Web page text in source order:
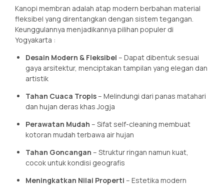
Kanopi membran adalah atap modern berbahan material
fleksibel yang direntangkan dengan sistem tegangan.
Keunggulannya menjadikannya pilihan populer di
Yogyakarta :
Desain Modern & Fleksibel – Dapat dibentuk sesuai
gaya arsitektur, menciptakan tampilan yang elegan dan
artistik
Tahan Cuaca Tropis– Melindungi dari panas matahari
dan hujan deras khas Jogja
Perawatan Mudah – Sifat self-cleaning membuat
kotoran mudah terbawa air hujan
Tahan Goncangan – Struktur ringan namun kuat,
cocok untuk kondisi geografis
Meningkatkan Nilai Properti – Estetika modern